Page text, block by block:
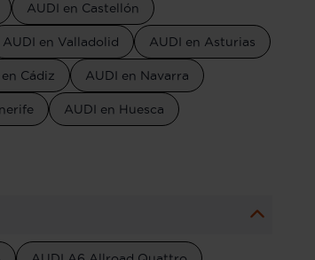
AUDI en Castellón
AUDI en Valladolid AUDI en Asturias
Cádiz AUDI en Navarra
AUDI en Huesca